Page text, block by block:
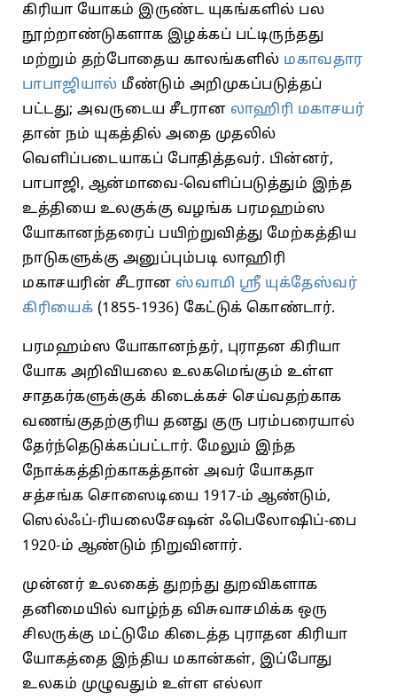
கிரியா யோகம் இருண்ட யுகங்களில் பல
நூற்றாண்டுகளாக இழக்கப் பட்டிருந்தது
மற்றும் தற்போதைய காலங்களில் மகாவதார
பாபாஜியால் மீண்டும் அறிமுகப்படுத்தப்
பட்டது; அவருடைய சீடரான லாஹிரி மகாசயர்
தான் நம் யுகத்தில் அதை முதலில்
வெளிப்படையாகப் போதித்தவர். பின்னர்,
பாபாஜி, ஆன்மாவை-வெளிப்படுத்தும் இந்த
உத்தியை உலகுக்கு வழங்க பரமஹம்ஸ
யோகானந்தரைப் பயிற்றுவித்து மேற்கத்திய
நாடுகளுக்கு அனுப்பும்படி லாஹிரி
மகாசயரின் சீடரான ஸ்வாமி ஸ்ரீ யுக்தேஸ்வர்
கிரியைக் (1855-1936) கேட்டுக் கொண்டார்.
பரமஹம்ஸ யோகானந்தர், புராதன கிரியா
யோக அறிவியலை உலகமெங்கும் உள்ள
சாதகர்களுக்குக் கிடைக்கச் செய்வதற்காக
வணங்குதற்குரிய தனது குரு பரம்பரையால்
தேர்ந்தெடுக்கப்பட்டார். மேலும் இந்த
நோக்கத்திற்காகத்தான் அவர் யோகதா
சத்சங்க சொஸைடியை 1917-ம் ஆண்டும்,
ஸெல்ஃப்-ரியலைசேஷன் ஃபெலோஷிப்-பை
1920-ம் ஆண்டும் நிறுவினார்.
முன்னர் உலகைத் துறந்து துறவிகளாக
தனிமையில் வாழ்ந்த விசுவாசமிக்க ஒரு
சிலருக்கு மட்டுமே கிடைத்த புராதன கிரியா
யோகத்தை இந்திய மகான்கள், இப்போது
உலகம் முழுவதும் உள்ள எல்லா